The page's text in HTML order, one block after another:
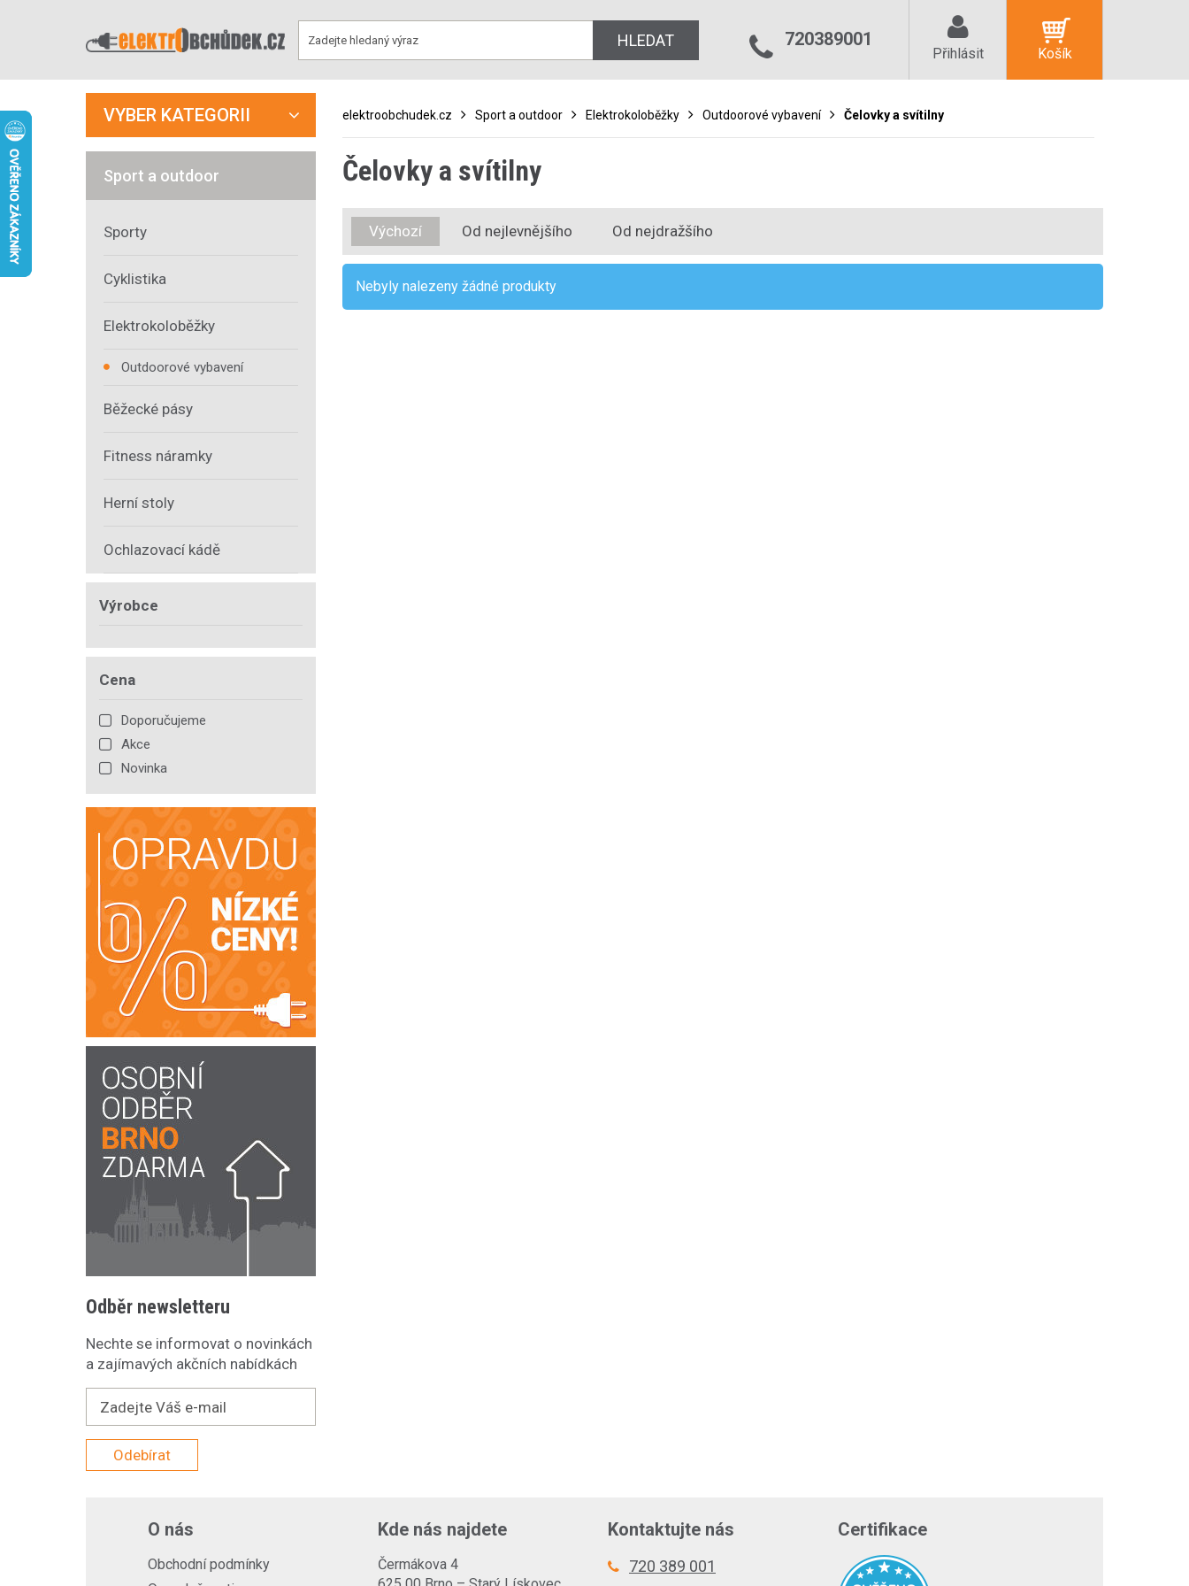
HLEDAT 720389001
Přihlásit Košík
VYBER KATEGORII elektroobchudek.cz Sport a outdoor Elektrokoloběžky Outdoorové vybavení Čelovky a svítilny
Sport a outdoor
Sporty
Cyklistika
Elektrokoloběžky
Outdoorové vybavení
Běžecké pásy
Fitness náramky
Herní stoly
Ochlazovací kádě
Výrobce
Cena
Doporučujeme
Akce
Novinka
Odběr newsletteru
Nechte se informovat o novinkách
a zajímavých akčních nabídkách
Odebírat
Čelovky a svítilny
Výchozí Od nejlevnějšího Od nejdražšího
Nebyly nalezeny žádné produkty
O nás
Obchodní podmínky
Kde nás najdete
Čermákova 4
Kontaktujte nás
720 389 001
Certifikace